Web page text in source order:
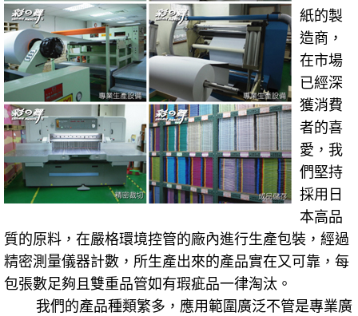
紙的製
造商，
在市場
已經深
獲消費
者的喜
愛，我
們堅持
採用日
本高品
質的原料，在嚴格環境控管的廠內進行生產包裝，經過
精密測量儀器計數，所生產出來的產品實在又可靠，每
包張數足夠且雙重品管如有瑕疵品一律淘汰。
我們的產品種類繁多，應用範圍廣泛不管是專業廣